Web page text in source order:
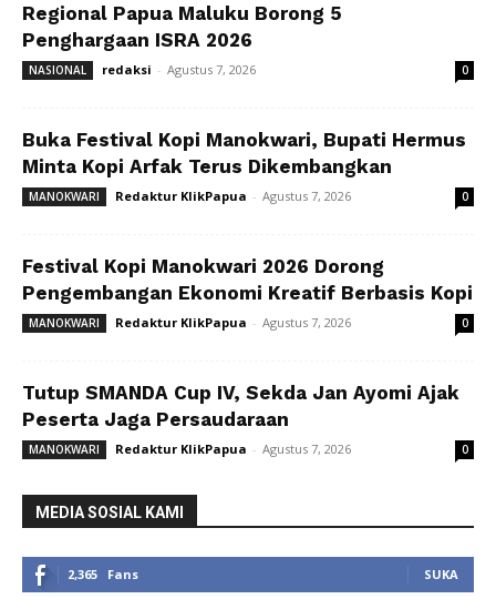
Regional Papua Maluku Borong 5
Penghargaan ISRA 2026
NASIONAL redaksi - Agustus 7, 2026 0
Buka Festival Kopi Manokwari, Bupati Hermus
Minta Kopi Arfak Terus Dikembangkan
MANOKWARI Redaktur KlikPapua - Agustus 7, 2026 0
Festival Kopi Manokwari 2026 Dorong
Pengembangan Ekonomi Kreatif Berbasis Kopi
MANOKWARI Redaktur KlikPapua - Agustus 7, 2026 0
Tutup SMANDA Cup IV, Sekda Jan Ayomi Ajak
Peserta Jaga Persaudaraan
MANOKWARI Redaktur KlikPapua - Agustus 7, 2026 0
MEDIA SOSIAL KAMI
2,365 Fans SUKA